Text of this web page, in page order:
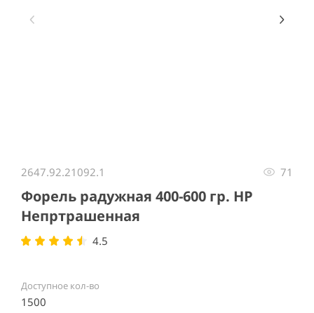
2647.92.21092.1 71
Форель радужная 400-600 гр. НР
Непртрашенная
4.5
Доступное кол-во
1500